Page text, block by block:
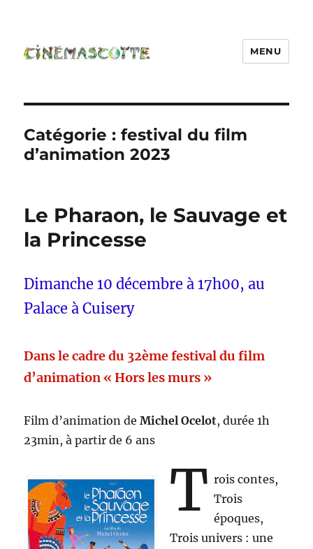
MENU
Catégorie :festival du film
d’animation 2023
Le Pharaon, le Sauvage et
la Princesse
Dimanche 10 décembre à 17h00, au
Palace à Cuisery
Dans le cadre du 32ème festival du film
d’animation « Hors les murs »
Film d’animation deMichel Ocelot, durée 1h
23min, à partir de 6 ans
T rois contes,
Trois
époques,
Trois univers : une